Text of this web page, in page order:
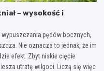
– wysokość i
pędów bocznych,
Nie oznacza to jednak, że im
efekt. Zbyt niskie cięcie
utratę wilgoci. Liczą się więc